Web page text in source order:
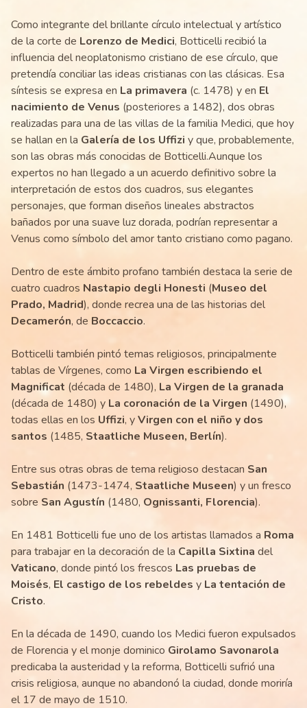
Como integrante del brillante círculo intelectual y artístico
de la corte de Lorenzo de Medici, Botticelli recibió la
influencia del neoplatonismo cristiano de ese círculo, que
pretendía conciliar las ideas cristianas con las clásicas. Esa
síntesis se expresa en La primavera (c. 1478) y en El
nacimiento de Venus (posteriores a 1482), dos obras
realizadas para una de las villas de la familia Medici, que hoy
se hallan en la Galería de los Uffizi y que, probablemente,
son las obras más conocidas de Botticelli.Aunque los
expertos no han llegado a un acuerdo definitivo sobre la
interpretación de estos dos cuadros, sus elegantes
personajes, que forman diseños lineales abstractos
bañados por una suave luz dorada, podrían representar a
Venus como símbolo del amor tanto cristiano como pagano.
Dentro de este ámbito profano también destaca la serie de
cuatro cuadros Nastapio degli Honesti (Museo del
Prado, Madrid), donde recrea una de las historias del
Decamerón, de Boccaccio.
Botticelli también pintó temas religiosos, principalmente
tablas de Vírgenes, como La Virgen escribiendo el
Magnificat (década de 1480), La Virgen de la granada
(década de 1480) y La coronación de la Virgen (1490),
todas ellas en los Uffizi, yVirgen con el niño y dos
santos (1485, Staatliche Museen, Berlín).
Entre sus otras obras de tema religioso destacan San
Sebastián (1473-1474, Staatliche Museen) y un fresco
sobre San Agustín (1480, Ognissanti, Florencia).
En 1481 Botticelli fue uno de los artistas llamados a Roma
para trabajar en la decoración de la Capilla Sixtina del
Vaticano, donde pintó los frescos Las pruebas de
Moisés, El castigo de los rebeldes y La tentación de
Cristo.
En la década de 1490, cuando los Medici fueron expulsados
de Florencia y el monje dominico Girolamo Savonarola
predicaba la austeridad y la reforma, Botticelli sufrió una
crisis religiosa, aunque no abandonó la ciudad, donde moriría
el 17 de mayo de 1510.